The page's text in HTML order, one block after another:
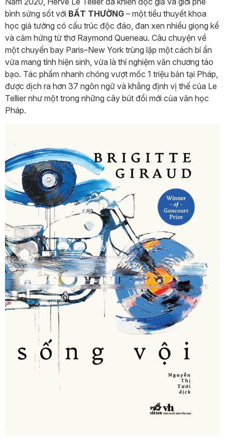
bình sửng sốt với BẤT THƯỜNG – một tiểu thuyết khoa
học giả tưởng có cấu trúc độc đáo, đan xen nhiều giọng kể
và cảm hứng từ thơ Raymond Queneau. Câu chuyện về
một chuyến bay Paris–New York trùng lặp một cách bí ẩn
vừa mang tính hiện sinh, vừa là thí nghiệm văn chương táo
bạo. Tác phẩm nhanh chóng vượt mốc 1 triệu bản tại Pháp,
được dịch ra hơn 37 ngôn ngữ và khẳng định vị thế của Le
Tellier như một trong những cây bút đổi mới của văn học
Pháp.